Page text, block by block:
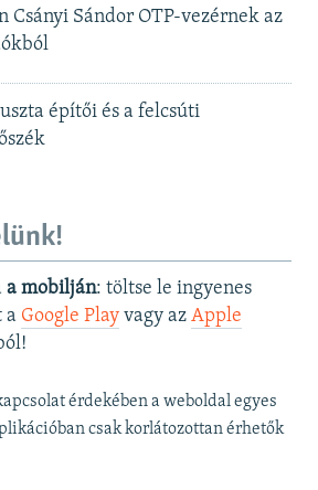
Csányi Sándor OTP-vezérnek az
építői és a felcsúti
a mobilján: töltse le ingyenes
a Google Playvagy az Apple
érdekében a weboldal egyes
csak korlátozottan érhetők